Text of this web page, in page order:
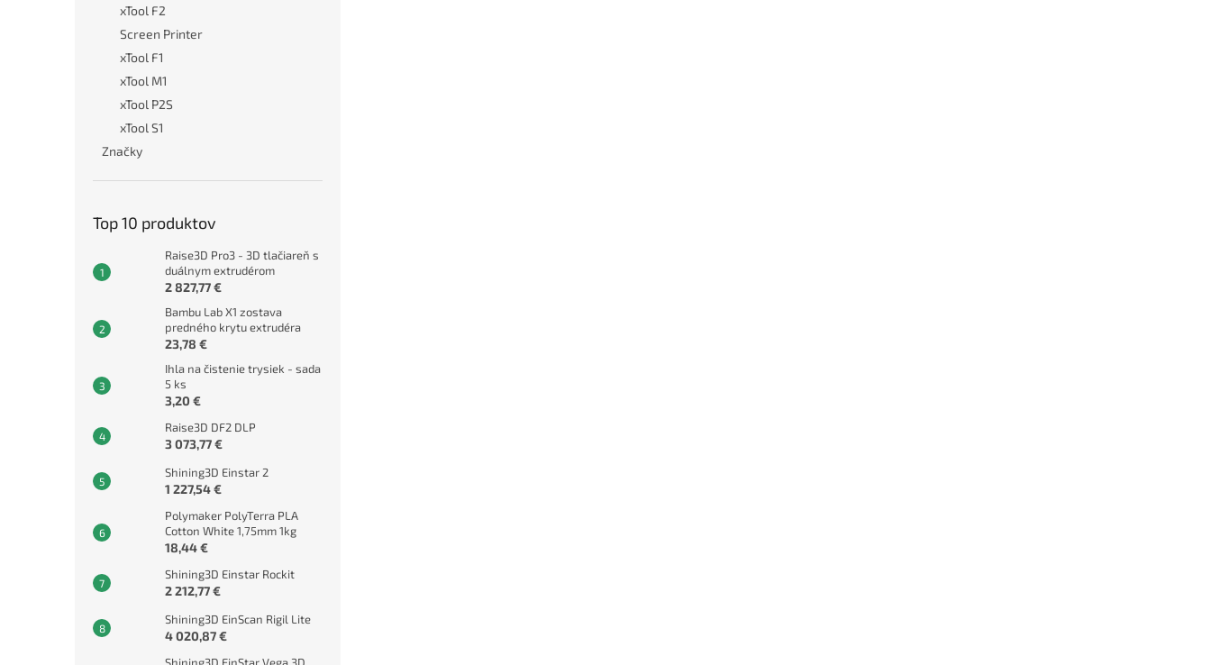
xTool F2
Screen Printer
xTool F1
xTool M1
xTool P2S
xTool S1
Značky
Top 10 produktov
Raise3D Pro3 - 3D tlačiareň s
duálnym extrudérom
2 827,77 €
Bambu Lab X1 zostava
predného krytu extrudéra
23,78 €
Ihla na čistenie trysiek - sada
5 ks
3,20 €
Raise3D DF2 DLP
3 073,77 €
Shining3D Einstar 2
1 227,54 €
Polymaker PolyTerra PLA
Cotton White 1,75mm 1kg
18,44 €
Shining3D Einstar Rockit
2 212,77 €
Shining3D EinScan Rigil Lite
4 020,87 €